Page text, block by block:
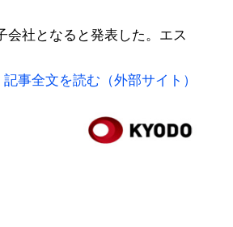
社となると発表した。エス
記事全文を読む（外部サイト）